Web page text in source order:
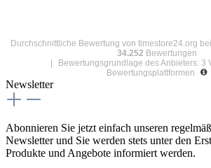
Durchschnittliche Bewertung von timestore24.org
34.252 Bewertungen
Bewertungsgrundlage des Anbieters: 3
Bewertungsplattformen
Newsletter
Abonnieren Sie jetzt einfach unseren
Newsletter und Sie werden stets unter den
Produkte und Angebote informiert werden.